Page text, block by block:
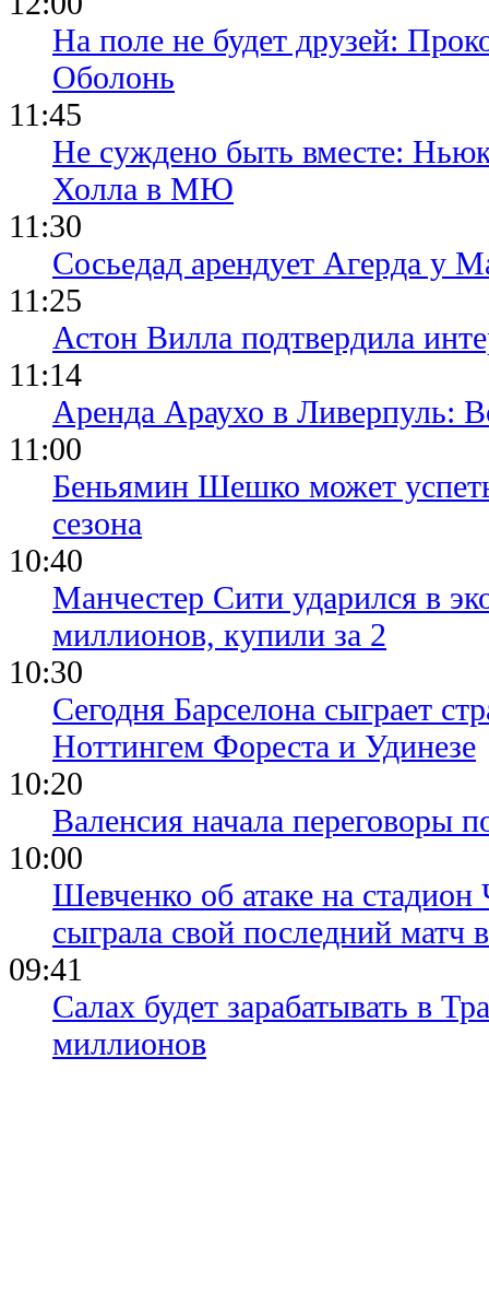
На поле не будет друзей:
Оболонь
11:45
Не суждено быть вместе:
Холла в МЮ
11:30
Сосьедад арендует Агерда у
11:25
Астон Вилла подтвердила
11:14
Аренда Араухо в Ливерпуль:
11:00
Беньямин Шешко может
сезона
10:40
Манчестер Сити ударился в
миллионов, купили за 2
10:30
Сегодня Барселона сыграет
Ноттингем Фореста и Удинезе
10:20
Валенсия начала переговоры
10:00
Шевченко об атаке на
сыграла свой последний матч
09:41
Салах будет зарабатывать в
миллионов